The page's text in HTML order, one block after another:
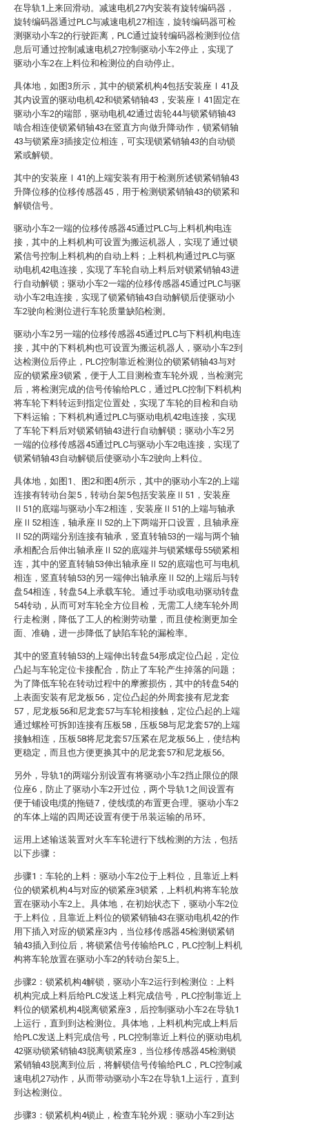
在导轨1上来回滑动。减速电机27内安装有旋转编码器，
旋转编码器通过PLC与减速电机27相连，旋转编码器可检
测驱动小车2的行驶距离，PLC通过旋转编码器检测到位信
息后可通过控制减速电机27控制驱动小车2停止，实现了
驱动小车2在上料位和检测位的自动停止。
具体地，如图3所示，其中的锁紧机构4包括安装座Ⅰ41及
其内设置的驱动电机42和锁紧销轴43，安装座Ⅰ41固定在
驱动小车2的端部，驱动电机42通过齿轮44与锁紧销轴43
啮合相连使锁紧销轴43在竖直方向做升降动作，锁紧销轴
43与锁紧座3插接定位相连，可实现锁紧销轴43的自动锁
紧或解锁。
其中的安装座Ⅰ41的上端安装有用于检测所述锁紧销轴43
升降位移的位移传感器45，用于检测锁紧销轴43的锁紧和
解锁信号。
驱动小车2一端的位移传感器45通过PLC与上料机构电连
接，其中的上料机构可设置为搬运机器人，实现了通过锁
紧信号控制上料机构的自动上料；上料机构通过PLC与驱
动电机42电连接，实现了车轮自动上料后对锁紧销轴43进
行自动解锁；驱动小车2一端的位移传感器45通过PLC与驱
动小车2电连接，实现了锁紧销轴43自动解锁后使驱动小
车2驶向检测位进行车轮质量缺陷检测。
驱动小车2另一端的位移传感器45通过PLC与下料机构电连
接，其中的下料机构也可设置为搬运机器人，驱动小车2到
达检测位后停止，PLC控制靠近检测位的锁紧销轴43与对
应的锁紧座3锁紧，便于人工目测检查车轮外观，当检测完
后，将检测完成的信号传输给PLC，通过PLC控制下料机构
将车轮下料转运到指定位置处，实现了车轮的目检和自动
下料运输；下料机构通过PLC与驱动电机42电连接，实现
了车轮下料后对锁紧销轴43进行自动解锁；驱动小车2另
一端的位移传感器45通过PLC与驱动小车2电连接，实现了
锁紧销轴43自动解锁后使驱动小车2驶向上料位。
具体地，如图1、图2和图4所示，其中的驱动小车2的上端
连接有转动台架5，转动台架5包括安装座Ⅱ51，安装座
Ⅱ51的底端与驱动小车2相连，安装座Ⅱ51的上端与轴承
座Ⅱ52相连，轴承座Ⅱ52的上下两端开口设置，且轴承座
Ⅱ52的两端分别连接有轴承，竖直转轴53的一端与两个轴
承相配合后伸出轴承座Ⅱ52的底端并与锁紧螺母55锁紧相
连，其中的竖直转轴53伸出轴承座Ⅱ52的底端也可与电机
相连，竖直转轴53的另一端伸出轴承座Ⅱ52的上端后与转
盘54相连，转盘54上承载车轮。通过手动或电动驱动转盘
54转动，从而可对车轮全方位目检，无需工人绕车轮外周
行走检测，降低了工人的检测劳动量，而且使检测更加全
面、准确，进一步降低了缺陷车轮的漏检率。
其中的竖直转轴53的上端伸出转盘54形成定位凸起，定位
凸起与车轮定位卡接配合，防止了车轮产生掉落的问题；
为了降低车轮在转动过程中的摩擦损伤，其中的转盘54的
上表面安装有尼龙板56，定位凸起的外周套接有尼龙套
57，尼龙板56和尼龙套57与车轮相接触，定位凸起的上端
通过螺栓可拆卸连接有压板58，压板58与尼龙套57的上端
接触相连，压板58将尼龙套57压紧在尼龙板56上，使结构
更稳定，而且也方便更换其中的尼龙套57和尼龙板56。
另外，导轨1的两端分别设置有将驱动小车2挡止限位的限
位座6，防止了驱动小车2开过位，两个导轨1之间设置有
便于铺设电缆的拖链7，使线缆的布置更合理。驱动小车2
的车体上端的四周还设置有便于吊装运输的吊环。
运用上述输送装置对火车车轮进行下线检测的方法，包括
以下步骤：
步骤1：车轮的上料：驱动小车2位于上料位，且靠近上料
位的锁紧机构4与对应的锁紧座3锁紧，上料机构将车轮放
置在驱动小车2上。具体地，在初始状态下，驱动小车2位
于上料位，且靠近上料位的锁紧销轴43在驱动电机42的作
用下插入对应的锁紧座3内，当位移传感器45检测锁紧销
轴43插入到位后，将锁紧信号传输给PLC，PLC控制上料机
构将车轮放置在驱动小车2的转动台架5上。
步骤2：锁紧机构4解锁，驱动小车2运行到检测位：上料
机构完成上料后给PLC发送上料完成信号，PLC控制靠近上
料位的锁紧机构4脱离锁紧座3，后控制驱动小车2在导轨1
上运行，直到到达检测位。具体地，上料机构完成上料后
给PLC发送上料完成信号，PLC控制靠近上料位的驱动电机
42驱动锁紧销轴43脱离锁紧座3，当位移传感器45检测锁
紧销轴43脱离到位后，将解锁信号传输给PLC，PLC控制减
速电机27动作，从而带动驱动小车2在导轨1上运行，直到
到达检测位。
步骤3：锁紧机构4锁止，检查车轮外观：驱动小车2到达